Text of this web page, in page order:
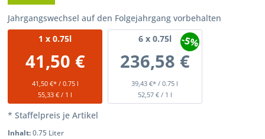
Jahrgangswechsel auf den Folgejahrgang vorbehalten
1 x 0.75l
41,50 €
41,50 €* / 0.75 l
55,33 € / 1 l
6x 0.75l
236,58 €
39,43 €* / 0.75 l
-5%
52,57 € / 1 l
* Staffelpreis je Artikel
Inhalt:0.75 Liter